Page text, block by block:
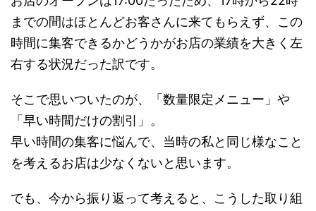
までの間はほとんどお客さんに来てもらえず、この
時間に集客できるかどうかがお店の業績を大きく左
右する状況だった訳です。
そこで思いついたのが、「数量限定メニュー」や
「早い時間だけの割引」。
早い時間の集客に悩んで、当時の私と同じ様なこと
を考えるお店は少なくないと思います。
でも、今から振り返って考えると、こうした取り組